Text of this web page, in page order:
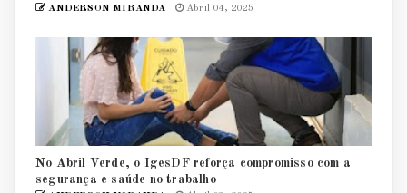
ANDERSON MIRANDA Abril 04, 2025
No Abril Verde, o IgesDF reforça compromisso com a
segurança e saúde no trabalho